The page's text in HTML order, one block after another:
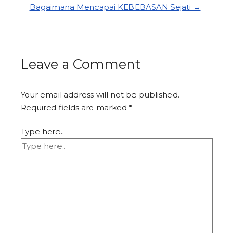
Bagaimana Mencapai KEBEBASAN Sejati →
Leave a Comment
Your email address will not be published.
Required fields are marked*
Type here..